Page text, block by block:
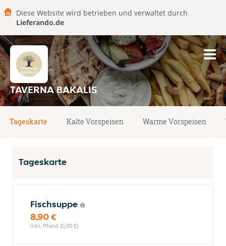
Diese Website wird betrieben und verwaltet durch
Lieferando.de
TAVERNA BAKALIS
Tageskarte Kalte Vorspeisen Warme Vorspeisen
Tageskarte
Fischsuppe
8,90 €
inkl. Pfand (0,00 €)